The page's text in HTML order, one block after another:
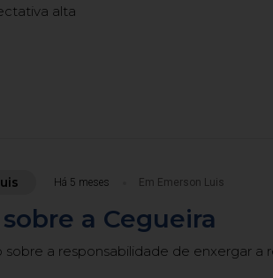
alta
Há 5 meses Em Emerson Luis
a Cegueira
sobre a responsabilidade de enxergar a